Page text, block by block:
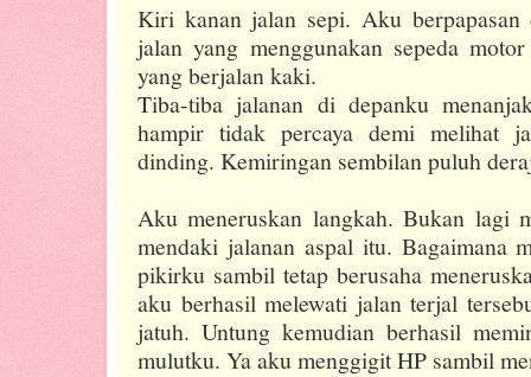
Kiri kanan jalan sepi. Aku berpapasan
jalan yang menggunakan sepeda
yang berjalan kaki.
Tiba-tiba jalanan di depanku
hampir tidak percaya demi melihat
dinding. Kemiringan sembilan puluh
Aku meneruskan langkah. Bukan lagi
mendaki jalanan aspal itu. Bagaimana
pikirku sambil tetap berusaha
aku berhasil melewati jalan terjal
jatuh. Untung kemudian berhasil
mulutku. Ya aku menggigit HP sambil